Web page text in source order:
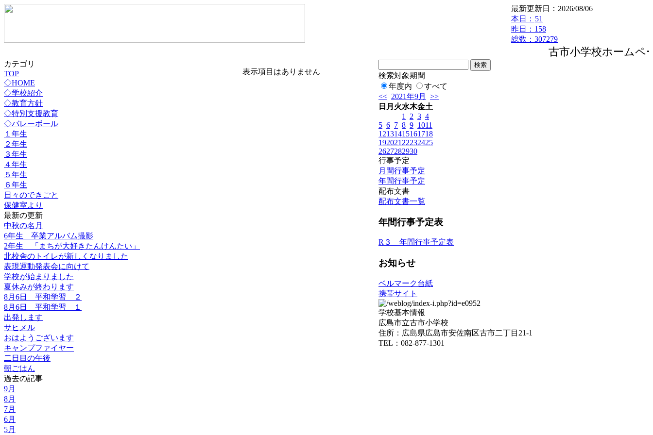
最新更新日：2026/08/06
本日： 51
昨日：158
総数：307279
古市小学校ホームペ
カテゴリ
TOP
◇HOME
◇学校紹介
◇教育方針
◇特別支援教育
◇バレーボール
１年生
２年生
３年生
４年生
５年生
６年生
日々のできごと
保健室より
最新の更新
中秋の名月
6年生 卒業アルバム撮影
2年生 「まちが大好きたんけんたい」
北校舎のトイレが新しくなりました
表現運動発表会に向けて
学校が始まりました
夏休みが終わります
8月6日 平和学習 ２
8月6日 平和学習 １
出発します
サヒメル
おはようございます
キャンプファイヤー
二日目の午後
朝ごはん
過去の記事
9月
8月
7月
6月
5月
表示項目はありません
検索対象期間
年度内
すべて
<< 2021年9月
>>
日 月 火水木金土
1
2 3 4
5 6 7 8 9 1011
12131415161718
192021 22232425
2627282930
行事予定
月間行事予定
年間行事予定
配布文書
配布文書一覧
年間行事予定表
R３ 年間行事予定表
お知らせ
ベルマーク台紙
携帯サイト
学校基本情報
広島市立古市小学校
住所：広島県広島市安佐南区古市二丁目21-1
TEL：082-877-1301